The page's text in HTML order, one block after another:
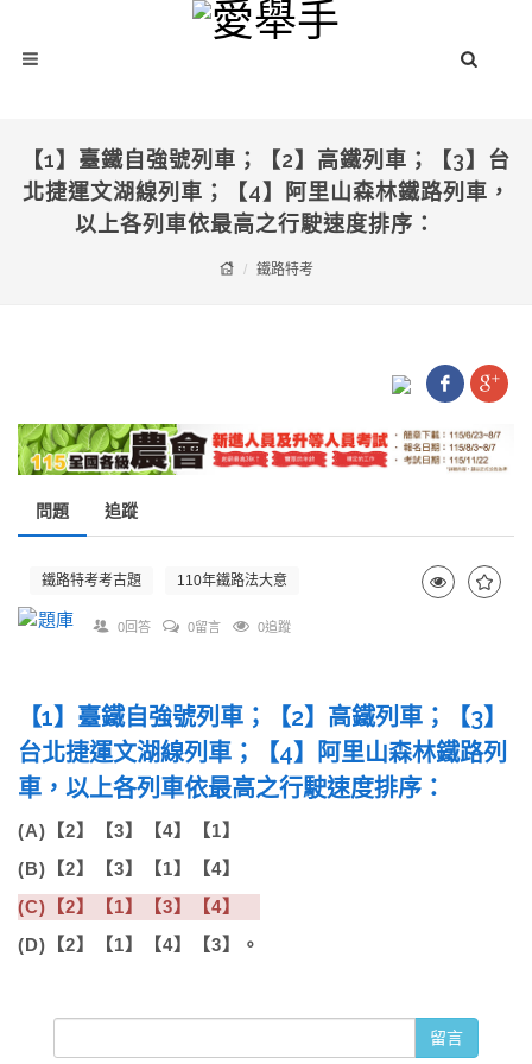
【1】臺鐵自強號列車；【2】高鐵列車；【3】台
北捷運文湖線列車；【4】阿里山森林鐵路列車，
以上各列車依最高之行駛速度排序：
鐵路特考
問題 追蹤
鐵路特考考古題 110年鐵路法大意
0回答 0留言 0追蹤
【1】臺鐵自強號列車；【2】高鐵列車；【3】
台北捷運文湖線列車；【4】阿里山森林鐵路列
車，以上各列車依最高之行駛速度排序：
(A)【2】【3】【4】【1】
(B)【2】【3】【1】【4】
(C)【2】【1】【3】【4】
(D)【2】【1】【4】【3】。
留言